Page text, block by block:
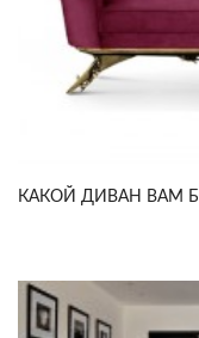
КАКОЙ ДИВАН ВАМ